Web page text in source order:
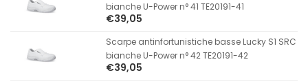
bianche U-Power n° 41 TE20191-41
€39,05
Scarpe antinfortunistiche basse Lucky S1 SRC
bianche U-Power n° 42 TE20191-42
€39,05